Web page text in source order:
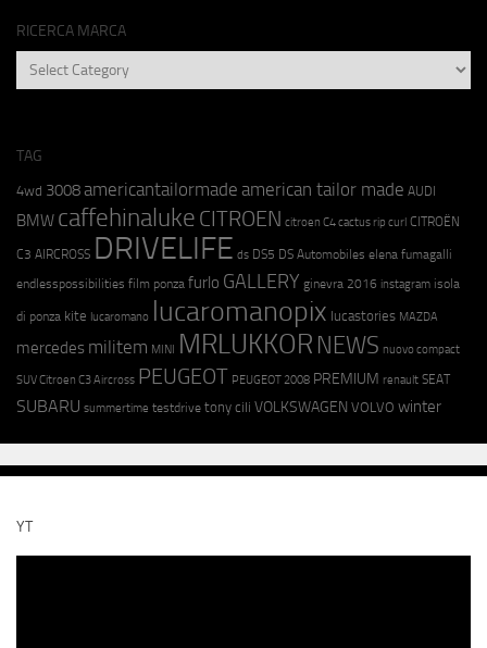
RICERCA MARCA
RICERCA
MARCA
TAG
4wd 3008americantailormade american tailor made AUDI
BMW caffehinaluke CITROEN citroen C4 cactus rip curl CITROËN
C3 AIRCROSS DRIVELIFE ds DS5 DS Automobiles elena fumagalli
endlesspossibilities film ponza furlo GALLERY ginevra 2016 instagram isola
di ponza kite lucaromano lucaromanopix lucastories MAZDA
mercedes militem MINI MRLUKKOR NEWS nuovo compact
SUV Citroen C3 Aircross PEUGEOT PEUGEOT 2008 PREMIUM renault SEAT
SUBARU summertime testdrive tony cili VOLKSWAGEN VOLVO winter
YT